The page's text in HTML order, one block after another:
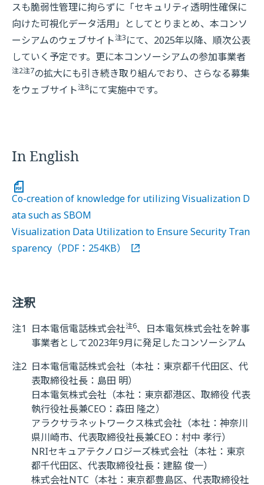
スも脆弱性管理に拘らずに「セキュリティ透明性確保に
向けた可視化データ活用」としてとりまとめ、本コンソ
ーシアムのウェブサイト注3にて、2025年以降、順次公表
していく予定です。更に本コンソーシアムの参加事業者
注2注7の拡大にも引き続き取り組んでおり、さらなる募集
をウェブサイト注8にて実施中です。
In English
Co-creation of knowledge for utilizing Visualization D
ata such as SBOM
Visualization Data Utilization to Ensure Security Tran
sparency（PDF：254KB）
注釈
注1 日本電信電話株式会社注6、日本電気株式会社を幹事
事業者として2023年9月に発足したコンソーシアム
注2 日本電信電話株式会社（本社：東京都千代田区、代
表取締役社長：島田 明）
日本電気株式会社（本社：東京都港区、取締役 代表
執行役社長兼CEO：森田 隆之）
アラクサラネットワークス株式会社（本社：神奈川
県川崎市、代表取締役社長兼CEO：村中 孝行）
NRIセキュアテクノロジーズ株式会社（本社：東京
都千代田区、代表取締役社長：建脇 俊一）
株式会社NTC（本社：東京都豊島区、代表取締役社